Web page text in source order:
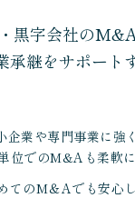
黒字会社の
承継をサポート
企業や専門事業に強く
位でのM&Aも柔軟に
てのM＆Aでも安心し